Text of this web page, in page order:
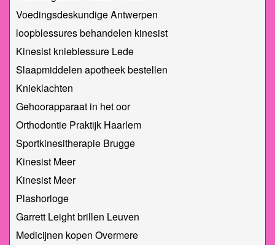
Voedingsdeskundige Antwerpen
loopblessures behandelen kinesist
Kinesist knieblessure Lede
Slaapmiddelen apotheek bestellen
Knieklachten
Gehoorapparaat in het oor
Orthodontie Praktijk Haarlem
Sportkinesitherapie Brugge
Kinesist Meer
Kinesist Meer
Plashorloge
Garrett Leight brillen Leuven
Medicijnen kopen Overmere